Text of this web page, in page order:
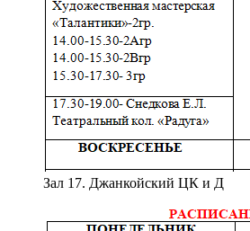
Зал 17. Джанкойский ЦК и Д